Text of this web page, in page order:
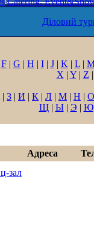
Діловий
F| G | H | I| J| K | L|
X | Y| Z |
| З | И | К | Л | М | Н | О
Щ| Ы| Э | Ю
Адреса
зал